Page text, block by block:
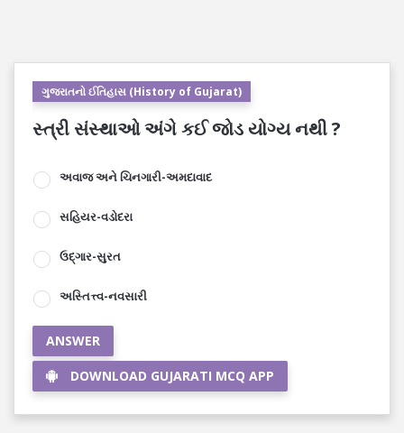
ગુજરાતનો ઈતિહાસ (History of Gujarat)
સ્ત્રી સંસ્થાઓ અંગે કઈ જોડ યોગ્ય નથી ?
અવાજ અને ચિનગારી-અમદાવાદ
સહિયર-વડોદરા
ઉદ્ગાર-સુરત
અસ્તિત્ત્વ-નવસારી
ANSWER
DOWNLOAD GUJARATI MCQ APP